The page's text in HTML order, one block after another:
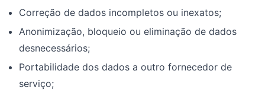
Correção de dados incompletos ou inexatos;
Anonimização, bloqueio ou eliminação de dados
desnecessários;
Portabilidade dos dados a outro fornecedor de
serviço;